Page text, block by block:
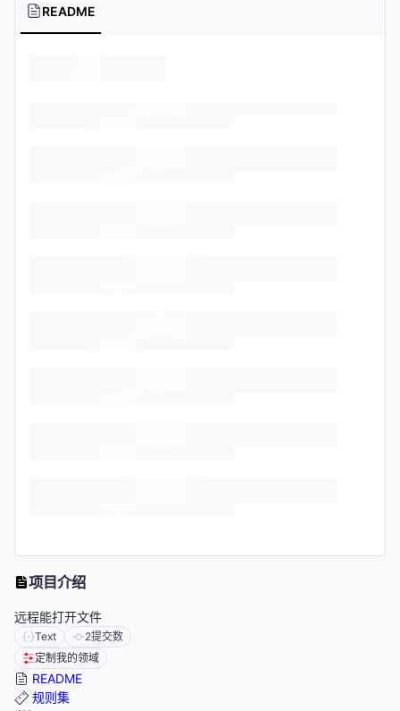
README
项目介绍
远程能打开文件
Text 2提交数
定制我的领域
README
规则集